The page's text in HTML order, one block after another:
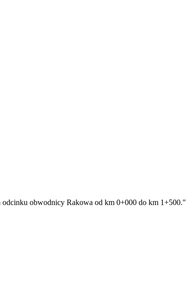
obwodnicy Rakowa od km 0+000 do km 1+500."